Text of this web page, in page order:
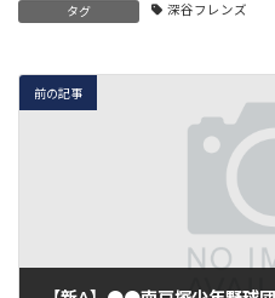
タグ 深谷フレンズ
前の記事